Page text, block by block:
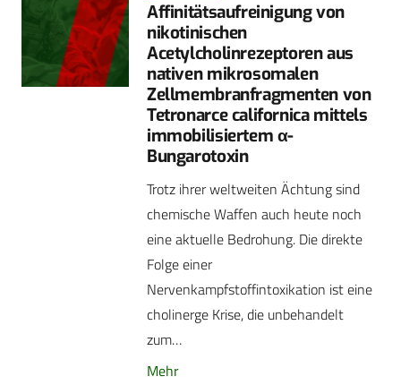
Affinitätsaufreinigung von
nikotinischen
Acetylcholinrezeptoren aus
nativen mikrosomalen
Zellmembranfragmenten von
Tetronarce californica mittels
immobilisiertem α-
Bungarotoxin
Trotz ihrer weltweiten Ächtung sind
chemische Waffen auch heute noch
eine aktuelle Bedrohung. Die direkte
Folge einer
Nervenkampfstoffintoxikation ist eine
cholinerge Krise, die unbehandelt
zum…
Mehr